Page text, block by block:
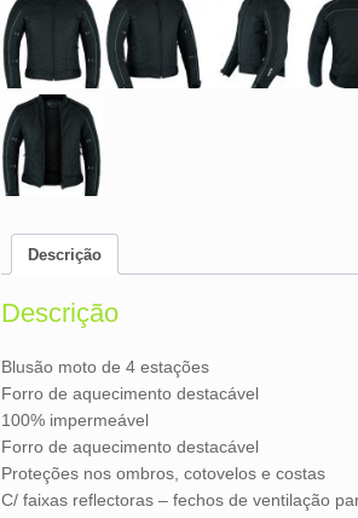
Descrição
Descrição
Blusão moto de 4 estações
Forro de aquecimento destacável
100% impermeável
Forro de aquecimento destacável
Proteções nos ombros, cotovelos e costas
C/ faixas reflectoras – fechos de ventilação